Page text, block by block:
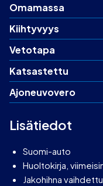
Omamassa
Kiihtyvyys
Vetotapa
Katsastettu
Ajoneuvovero
Lisätiedot
Suomi-auto
Huoltokirja,
Jakohihna